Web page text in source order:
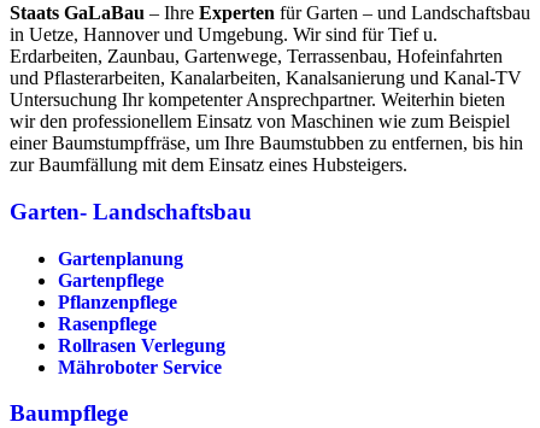
Staats GaLaBau – Ihre Experten für Garten – und Landschaftsbau
in Uetze, Hannover und Umgebung. Wir sind für Tief u.
Erdarbeiten, Zaunbau, Gartenwege, Terrassenbau, Hofeinfahrten
und Pflasterarbeiten, Kanalarbeiten, Kanalsanierung und Kanal-TV
Untersuchung Ihr kompetenter Ansprechpartner. Weiterhin bieten
wir den professionellem Einsatz von Maschinen wie zum Beispiel
einer Baumstumpffräse, um Ihre Baumstubben zu entfernen, bis hin
zur Baumfällung mit dem Einsatz eines Hubsteigers.
Garten- Landschaftsbau
Gartenplanung
Gartenpflege
Pflanzenpflege
Rasenpflege
Rollrasen Verlegung
Mähroboter Service
Baumpflege